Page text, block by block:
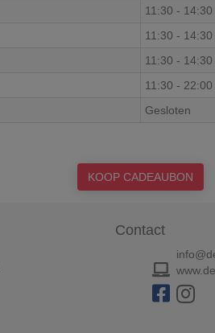
11:30 - 14:30
11:30 - 14:30
11:30 - 14:30
11:30 - 22:00
Gesloten
KOOP CADEAUBON
Contact